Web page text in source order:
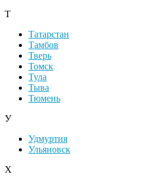
Т
Татарстан
Тамбов
Тверь
Томск
Тула
Тыва
Тюмень
У
Удмуртия
Ульяновск
Х